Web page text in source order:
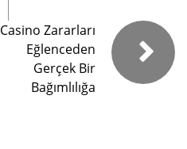
Casino Zararları
Eğlenceden
Gerçek Bir
Bağımlılığa